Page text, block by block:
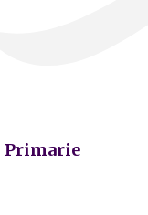
Primarie